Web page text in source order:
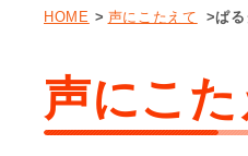
HOME > 声にこたえて >ぱ
声にこた